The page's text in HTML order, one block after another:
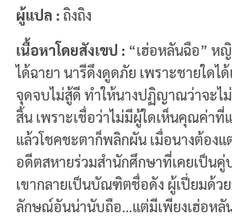
ผู้แปล : ถิงถิง
เนื้อหาโดยสังเขป : “เฮ่อหลันฉือ” ห
ได้ฉายา นารีดึงดูดภัย เพราะชายใดไ
จุดจบไม่สู้ดี ทำให้นางปฏิญาณว่าจะไ
สิ้น เพราะเชื่อว่าไม่มีผู้ใดเห็นคุณค่าที่
แล้วโชคชะตาก็พลิกผัน เมื่อนางต้องแ
อดีตสหายร่วมสำนักศึกษาที่เคยเป็น
เขากลายเป็นบัณฑิตชื่อดัง ผู้เปี่ยมด้ว
ลักษณ์อันน่านับถือ…แต่มีเพียงเฮ่อหลั